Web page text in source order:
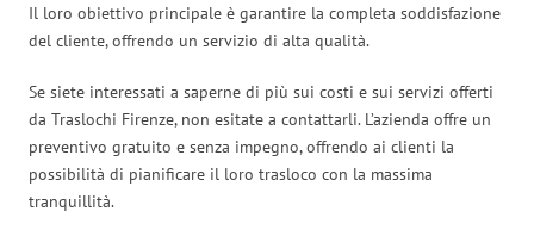
Il loro obiettivo principale è garantire la completa soddisfazione
del cliente, offrendo un servizio di alta qualità.
Se siete interessati a saperne di più sui costi e sui servizi offerti
da Traslochi Firenze, non esitate a contattarli. L’azienda offre un
preventivo gratuito e senza impegno, offrendo ai clienti la
possibilità di pianificare il loro trasloco con la massima
tranquillità.